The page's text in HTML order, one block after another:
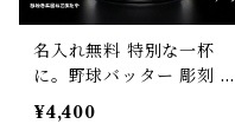
名入れ無料 特別な一杯
に。野球バッター 彫刻 ロ
ックグラス 日本製 サンド
ブラスト彫刻 砂吹き工房
¥4,400